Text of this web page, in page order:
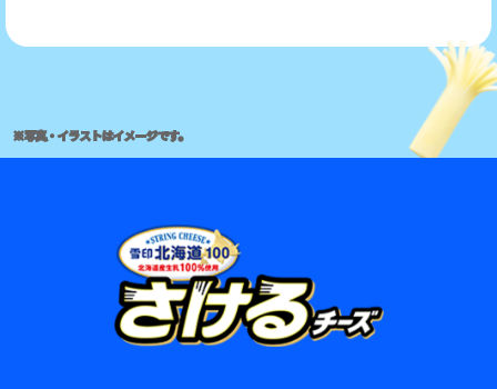
※写真・イラストはイメージです。